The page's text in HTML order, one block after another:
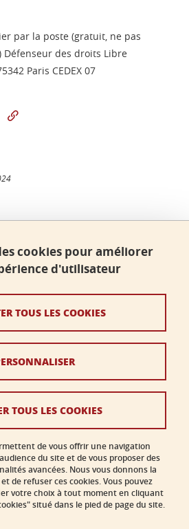
par la poste (gratuit, ne pas
des droits Libre
Paris CEDEX 07
sur Facebook
Partager sur LinkedIn
Université Grenoble Alpes
grenoble-alpes.fr
cookies pour améliorer
d'utilisateur
de vous offrir une navigation
du site et de vous proposer des
avancées. Nous vous donnons la
de refuser ces cookies. Vous pouvez
votre choix à tout moment en cliquant
situé dans le pied de page du site.
TOUS LES COOKIES
TOUS LES COOKIES